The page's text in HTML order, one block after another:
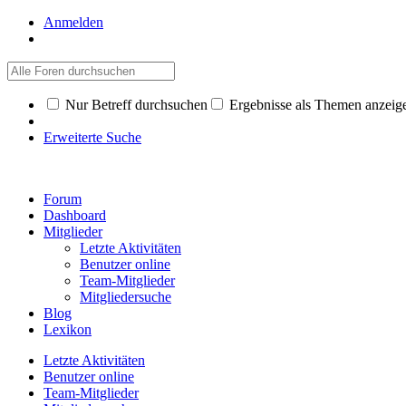
Anmelden
Nur Betreff durchsuchen Ergebnisse als Themen
Erweiterte Suche
Forum
Dashboard
Mitglieder
Letzte Aktivitäten
Benutzer online
Team-Mitglieder
Mitgliedersuche
Blog
Lexikon
Letzte Aktivitäten
Benutzer online
Team-Mitglieder